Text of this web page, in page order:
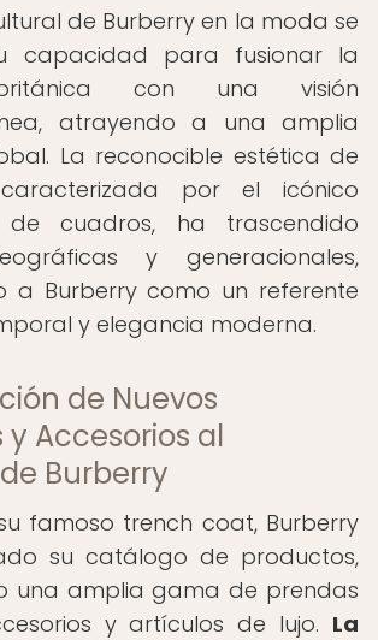
de Burberry en la moda se
capacidad para fusionar la
con una visión
atrayendo a una amplia
La reconocible estética de
por el icónico
de cuadros, ha trascendido
y generacionales,
a Burberry como un referente
y elegancia moderna.
de Nuevos
y Accesorios al
Burberry
famoso trench coat, Burberry
su catálogo de productos,
una amplia gama de prendas
y artículos de lujo. La